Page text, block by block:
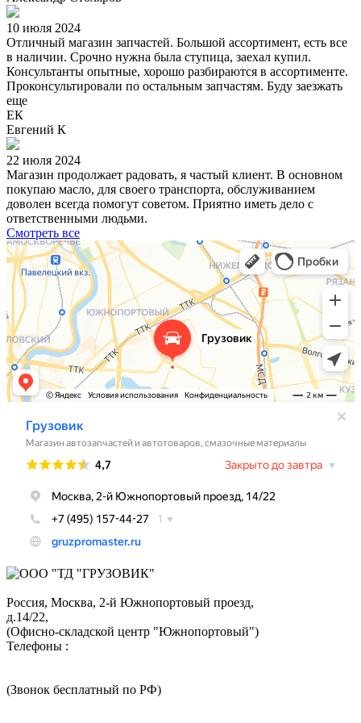
10 июля 2024
Отличный магазин запчастей. Большой ассортимент, есть все
в наличии. Срочно нужна была ступица, заехал купил.
Консультанты опытные, хорошо разбираются в ассортименте.
Проконсультировали по остальным запчастям. Буду заезжать
еще
ЕК
Евгений К
22 июля 2024
Магазин продолжает радовать, я частый клиент. В основном
покупаю масло, для своего транспорта, обслуживанием
доволен всегда помогут советом. Приятно иметь дело с
ответственными людьми.
Смотреть все
Россия, Москва, 2-й Южнопортовый проезд,
д.14/22,
(Офисно-складской центр "Южнопортовый")
Телефоны :
(Звонок бесплатный по РФ)